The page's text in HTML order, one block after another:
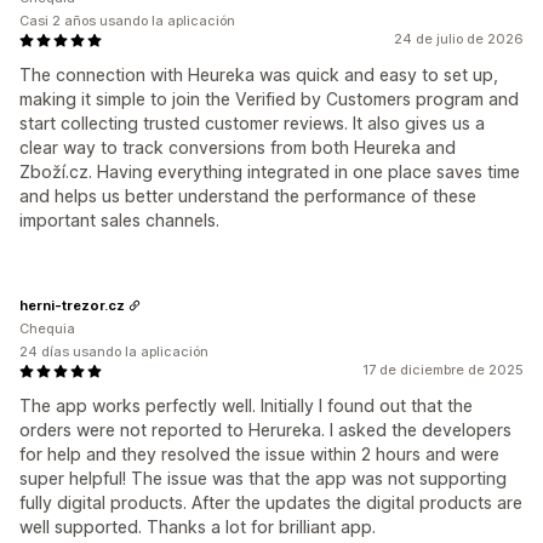
24 de julio de 2026
The connection with Heureka was quick and easy to set up,
making it simple to join the Verified by Customers program and
start collecting trusted customer reviews. It also gives us a
clear way to track conversions from both Heureka and
Zboží.cz. Having everything integrated in one place saves time
and helps us better understand the performance of these
important sales channels.
Casi 2 años usando la aplicación
17 de diciembre de 2025
The app works perfectly well. Initially I found out that the
orders were not reported to Herureka. I asked the developers
for help and they resolved the issue within 2 hours and were
super helpful! The issue was that the app was not supporting
fully digital products. After the updates the digital products are
well supported. Thanks a lot for brilliant app.
herni-trezor.cz
Chequia
24 días usando la aplicación